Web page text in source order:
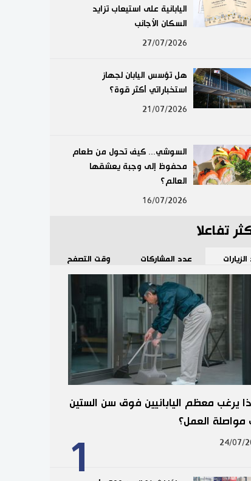
طوكيو
اليابانية على استيعاب تزايد
السكان الأجانب
27/07/2026
هل تؤسس اليابان لجهاز
استخباراتي أكثر قوة؟
21/07/2026
السوشي... كيف تحول من طعام
محفوظ إلى وجبة يعشقها
العالم؟
16/07/2026
تفاعلا
عدد المشاركات وقت التصفح
1
يرغب معظم اليابانيين فوق سن الستين
العمل؟
24/07/